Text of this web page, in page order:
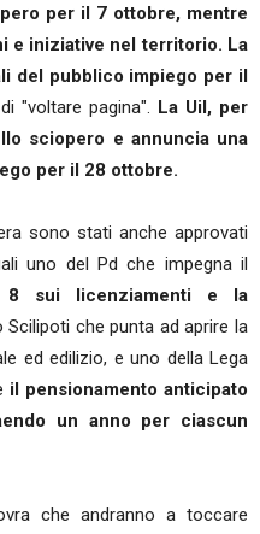
per il 7 ottobre, mentre
e iniziative nel territorio. La
del pubblico impiego per il
"voltare pagina". La Uil, per
sciopero e annuncia una
per il 28 ottobre.
sono stati anche approvati
uno del Pd che impegna il
8 sui licenziamenti e la
Scilipoti che punta ad aprire la
ed edilizio, e uno della Lega
il pensionamento anticipato
un anno per ciascun
che andranno a toccare